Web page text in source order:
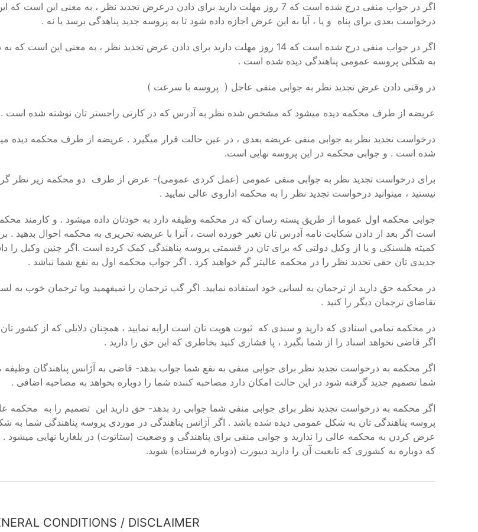
اگر در جواب منفی درج شده است که 7 روز مهلت دارید برای دادن درعرض تجدید نظر ،
درخواست بعدی برای پناه و یا ، آیا به این عرض اجازه داده شود تا به پروسه جدید پناهدگی برسد یا نه .
اگر در جواب منفی درج شده است که 14 روز مهلت دارید برای دادن عرض تجدید نظر ، به
به شکلی پروسه عمومی پناهندگی دیده شده است .
در وقتی دادن عرض تجدید نظر به جوابی منفی عاجل ( پروسه با سرعت )
عریضه از طرف محکمه دیده میشود که مشخص شده نظر به آدرس که در کارتی راجستر تان نوشته شده است .
درخواست تجدید نظر به جوابی منفی عریضه بعدی ، در عین حالت قرار میگیرد . عریضه از طرف محکمه
شده است . و جوابی محکمه در این پروسه نهایی است.
برای درخواست تجدید نظر به جوابی منفی عمومی (عمل کردی عمومی)- عرض از طرف دو محکمه زیر نظر
نیستید ، میتوانید درخواست تجدید نظر را به محکمه اداروی عالی نمایید .
جوابی محکمه اول عموما از طریق پسته رسان که در محکمه وظیفه دارد به خودتان داده میشود . و کارمند
است اگر بعد از دادن شکایت نامه آدرس تان تغیر خورده است ، آنرا با عریضه تحریری به محکمه احوال بدهید
کمیته هلسنکی و یا از وکیل دولتی که برای تان در قسمتی پروسه پناهندگی کمک کرده است .اگر چنین وکیل را
جدیدی تان حقی تجدید نظر را در محکمه عالیتر گم خواهید کرد . اگر جواب محکمه اول به نفع شما نباشد .
در محکمه حق دارید از ترجمان به لسانی خود استفاده نمایید. اگر گپ ترجمان را نمیفهمید ویا ترجمان خوب به
تقاضای ترجمان دیگر را کنید .
در محکمه تمامی اسنادی که دارید و سندی که ثبوت هویت تان است ارایه نمایید ، همچنان دلایلی که از کشور تان
اگر قاضی نخواهد اسناد را از شما بگیرد ، پا فشاری کنید بخاطری که این حق را دارید .
اگر محکمه به درخواست تجدید نظر برای جوابی منفی به نفع شما جواب بدهد- قاضی به آژانس پناهندگان وظیفه
شما تصمیم جدید گرفته شود در این حالت امکان دارد مصاحبه کننده شما را دوباره بخواهد به مصاحبه اضافی .
اگر محکمه به درخواست تجدید نظر برای جوابی منفی شما جوابی رد بدهد- حق دارید این تصمیم را به محکمه
پروسه پناهندگی تان به شکل عمومی دیده شده باشد . اگر آژانس پناهندگی در موردی پروسه پناهندگی شما
عرض کردن به محکمه عالی را ندارید و جوابی منفی برای پناهندگی و وضعیت (ستاتوت) در بلغاریا نهایی میشود .
که دوباره به کشوری که تابعیت آن را دارید دیپورت (دوباره فرستاده) شوید.
CONDITIONS / DISCLAIMER